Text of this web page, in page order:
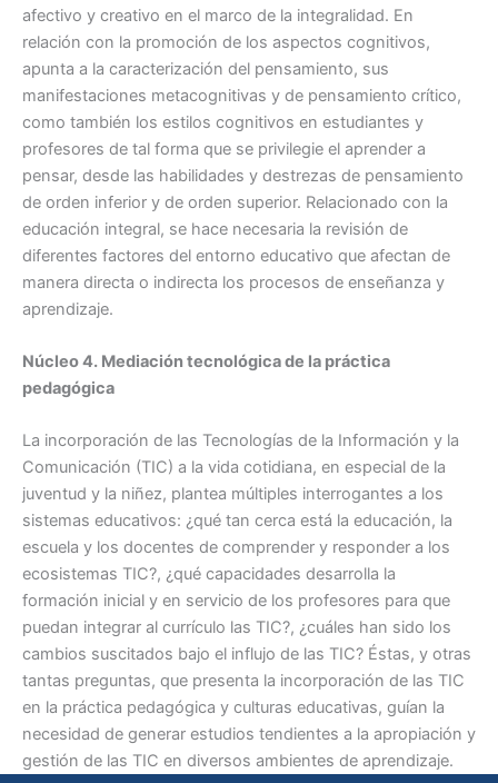
afectivo y creativo en el marco de la integralidad. En
relación con la promoción de los aspectos cognitivos,
apunta a la caracterización del pensamiento, sus
manifestaciones metacognitivas y de pensamiento crítico,
como también los estilos cognitivos en estudiantes y
profesores de tal forma que se privilegie el aprender a
pensar, desde las habilidades y destrezas de pensamiento
de orden inferior y de orden superior. Relacionado con la
educación integral, se hace necesaria la revisión de
diferentes factores del entorno educativo que afectan de
manera directa o indirecta los procesos de enseñanza y
aprendizaje.
Núcleo 4. Mediación tecnológica de la práctica
pedagógica
La incorporación de las Tecnologías de la Información y la
Comunicación (TIC) a la vida cotidiana, en especial de la
juventud y la niñez, plantea múltiples interrogantes a los
sistemas educativos: ¿qué tan cerca está la educación, la
escuela y los docentes de comprender y responder a los
ecosistemas TIC?, ¿qué capacidades desarrolla la
formación inicial y en servicio de los profesores para que
puedan integrar al currículo las TIC?, ¿cuáles han sido los
cambios suscitados bajo el influjo de las TIC? Éstas, y otras
tantas preguntas, que presenta la incorporación de las TIC
en la práctica pedagógica y culturas educativas, guían la
necesidad de generar estudios tendientes a la apropiación y
gestión de las TIC en diversos ambientes de aprendizaje.